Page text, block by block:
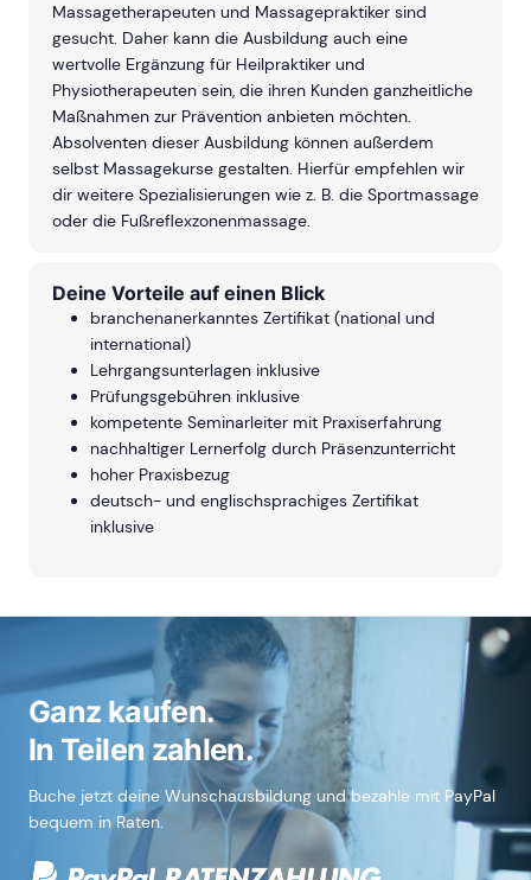
Massagetherapeuten und Massagepraktiker sind
gesucht. Daher kann die Ausbildung auch eine
wertvolle Ergänzung für Heilpraktiker und
Physiotherapeuten sein, die ihren Kunden ganzheitliche
Maßnahmen zur Prävention anbieten möchten.
Absolventen dieser Ausbildung können außerdem
selbst Massagekurse gestalten. Hierfür empfehlen wir
dir weitere Spezialisierungen wie z. B. die Sportmassage
oder die Fußreflexzonenmassage.
Deine Vorteile auf einen Blick
branchenanerkanntes Zertifikat (national und
international)
Lehrgangsunterlagen inklusive
Prüfungsgebühren inklusive
kompetente Seminarleiter mit Praxiserfahrung
nachhaltiger Lernerfolg durch Präsenzunterricht
hoher Praxisbezug
deutsch- und englischsprachiges Zertifikat
inklusive
Ganz kaufen.
In Teilen zahlen.
Buche jetzt deine Wunschausbildung und bezahle mit PayPal
bequem in Raten.